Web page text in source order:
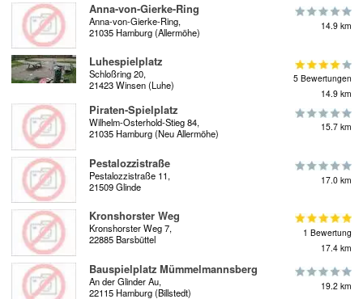
Anna-von-Gierke-Ring
Anna-von-Gierke-Ring,
21035 Hamburg (Allermöhe)
14.9 km
Luhespielplatz
Schloßring 20,
21423 Winsen (Luhe)
5 Bewertungen
14.9 km
Piraten-Spielplatz
Wilhelm-Osterhold-Stieg 84,
21035 Hamburg (Neu Allermöhe)
15.7 km
Pestalozzistraße
Pestalozzistraße 11,
21509 Glinde
17.0 km
Kronshorster Weg
Kronshorster Weg 7,
22885 Barsbüttel
1 Bewertung
17.4 km
Bauspielplatz Mümmelmannsberg
An der Glinder Au,
22115 Hamburg (Billstedt)
19.2 km